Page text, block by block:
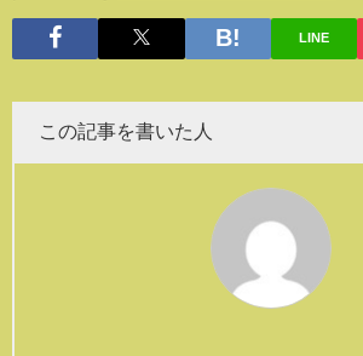
LINE
この記事を書いた人